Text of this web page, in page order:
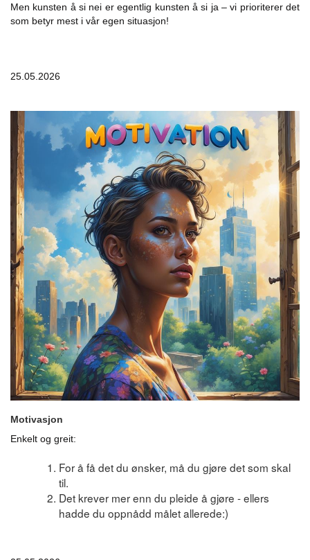
Men kunsten å si nei er egentlig kunsten å si ja – vi prioriterer det
som betyr mest i vår egen situasjon!
25.05.2026
Motivasjon
Enkelt og greit:
For å få det du ønsker, må du gjøre det som skal
til.
Det krever mer enn du pleide å gjøre - ellers
hadde du oppnådd målet allerede:)